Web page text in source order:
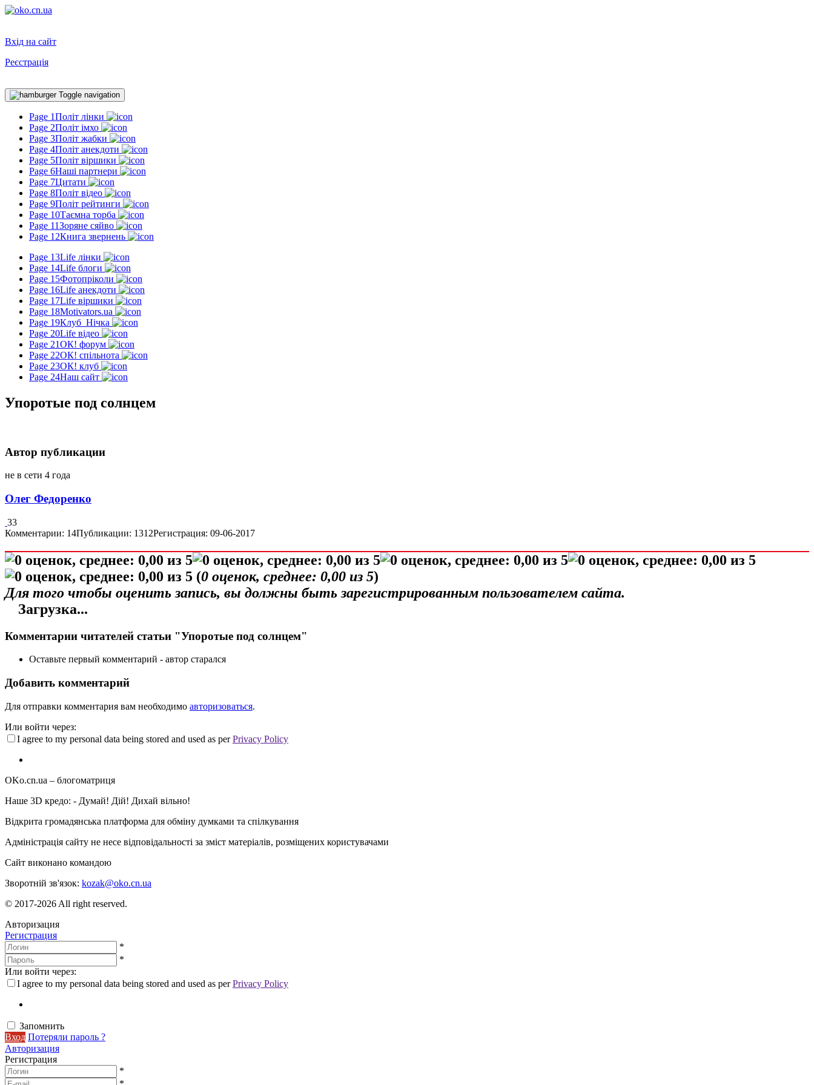
Вхід на сайт
Реєстрація
Toggle navigation
Page 1Політ лінки
Page 2Політ імхо
Page 3Політ жабки
Page 4Політ анекдоти
Page 5Політ віршики
Page 6Наші партнери
Page 7Цитати
Page 8Політ відео
Page 9Політ рейтинги
Page 10Таємна торба
Page 11Зоряне сяйво
Page 12Книга звернень
Page 13Life лінки
Page 14Life блоги
Page 15Фотопріколи
Page 16Life анекдоти
Page 17Life віршики
Page 18Motivators.ua
Page 19Клуб_Нічка
Page 20Life відео
Page 21ОК! форум
Page 22ОК! спільнота
Page 23ОК! клуб
Page 24Наш сайт
Упоротые под солнцем
Автор публикации
не в сети 4 года
Олег Федоренко
33
Комментарии: 14Публикации: 1312Регистрация: 09-06-2017
(0 оценок, среднее: 0,00 из 5)
Для того чтобы оценить запись, вы должны быть зарегистрированным пользователем сайта.
Загрузка...
Комментарии читателей статьи "Упоротые под солнцем"
Оставьте первый комментарий - автор старался
Добавить комментарий
Для отправки комментария вам необходимо авторизоваться.
Или войти через:
I agree to my personal data being stored and used as perPrivacy Policy
OKo.cn.ua – блогоматриця
Наше 3D кредо: - Думай! Дій! Дихай вільно!
Відкрита громадянська платформа для обміну думками та спілкування
Адміністрація сайту не несе відповідальності за зміст матеріалів, розміщених користувачами
Сайт виконано командою
Зворотній зв'язок: kozak@oko.cn.ua
© 2017-2026 All right reserved.
Авторизация
Регистрация
*
*
Или войти через:
I agree to my personal data being stored and used as perPrivacy Policy
Запомнить
Вход Потеряли пароль ?
Авторизация
Регистрация
*